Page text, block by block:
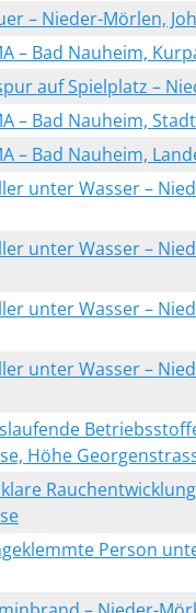
– Nieder-Mörlen,
– Bad Nauheim,
auf Spielplatz –
– Bad Nauheim,
– Bad Nauheim,
unter Wasser –
unter Wasser –
unter Wasser –
unter Wasser –
Höhe
Person